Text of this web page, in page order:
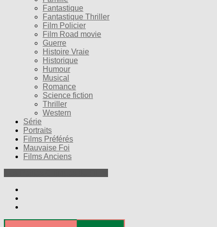
Fantastique
Fantastique Thriller
Film Policier
Film Road movie
Guerre
Histoire Vraie
Historique
Humour
Musical
Romance
Science fiction
Thriller
Western
Série
Portraits
Films Préférés
Mauvaise Foi
Films Anciens